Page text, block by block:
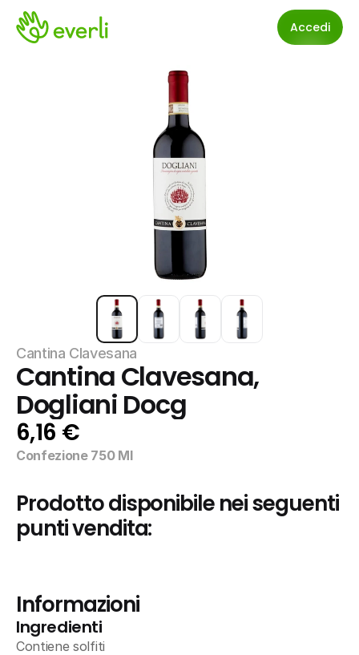
Accedi
Cantina Clavesana
Cantina Clavesana,
Dogliani Docg
6,16 €
Confezione 750 Ml
Prodotto disponibile nei seguenti
punti vendita:
Informazioni
Ingredienti
Contiene solfiti